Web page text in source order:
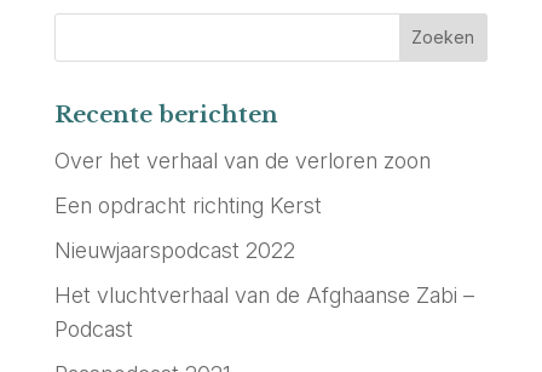
Recente berichten
Over het verhaal van de verloren zoon
Een opdracht richting Kerst
Nieuwjaarspodcast 2022
Het vluchtverhaal van de Afghaanse Zabi –
Podcast